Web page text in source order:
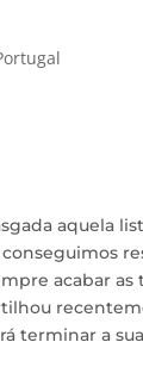
aquela
acabar
terminar a